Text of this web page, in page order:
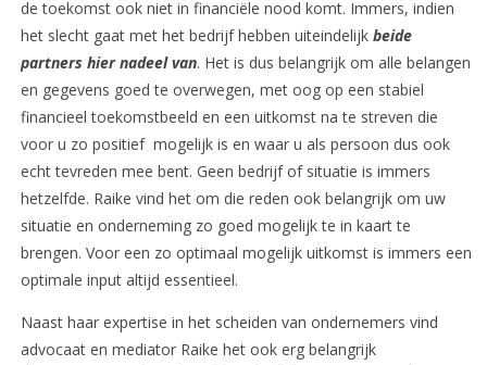
de toekomst ook niet in financiële nood komt. Immers, indien
het slecht gaat met het bedrijf hebben uiteindelijk beide
partners hier nadeel van. Het is dus belangrijk om alle belangen
en gegevens goed te overwegen, met oog op een stabiel
financieel toekomstbeeld en een uitkomst na te streven die
voor u zo positief mogelijk is en waar u als persoon dus ook
echt tevreden mee bent. Geen bedrijf of situatie is immers
hetzelfde. Raike vind het om die reden ook belangrijk om uw
situatie en onderneming zo goed mogelijk te in kaart te
brengen. Voor een zo optimaal mogelijk uitkomst is immers een
optimale input altijd essentieel.
Naast haar expertise in het scheiden van ondernemers vind
advocaat en mediator Raike het ook erg belangrijk